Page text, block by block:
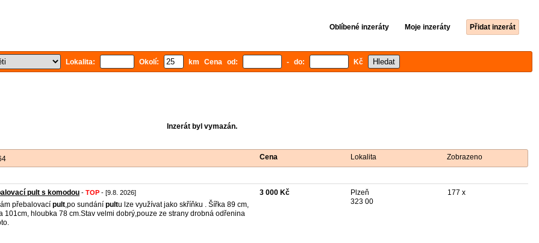
Oblíbené inzeráty Moje inzeráty Přidat inzerát
Lokalita: Okolí: km Cena od: - do: Kč
Inzerát byl vymazán.
Cena Lokalita Zobrazeno
pult s komodou - TOP - [9.8. 2026]
přebalovací pult,po sundání pultu lze využívat jako skříňku . Šířka 89 cm,
101cm, hloubka 78 cm.Stav velmi dobrý,pouze ze strany drobná odřenina
3 000 Kč
Plzeň
323 00
177 x